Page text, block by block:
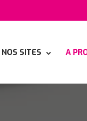
NOS SITES A